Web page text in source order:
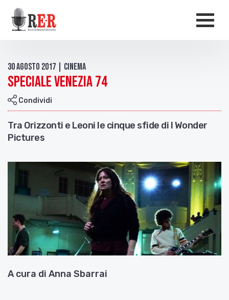
Salta al contenuto principale
30 Agosto 2017 | Cinema
Speciale Venezia 74
Condividi
Tra Orizzonti e Leoni le cinque sfide di I Wonder
Pictures
A cura di Anna Sbarrai